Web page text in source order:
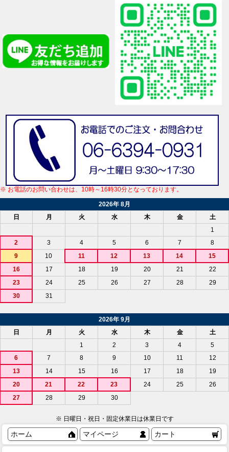
※ お電話のお問い合わせは、10時～16時30分となっております。
2026年 8月
日
月 火 水 木 金
土
1
2
3 4 5 6 7
8
9
10 11 12 13 14
15
16
17 18 19 20 21
22
23
24 25 26 27 28
29
30
31
2026年 9月
日
月 火 水 木 金
土
1
2 3 4
5
6
7 8 9 10 11
12
13
14 15 16 17 18
19
20
21 22 23 24 25
26
27
28 29 30
※ 日曜日・祝日・固定休業日は休業日です
ホーム マイページ カート